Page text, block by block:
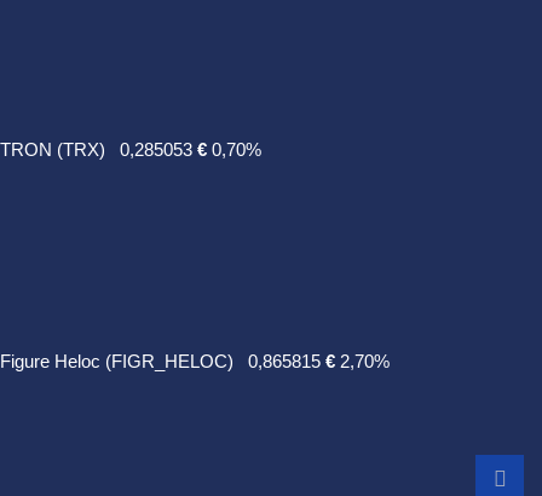
TRON (TRX) 0,285053 € 0,70%
Figure Heloc (FIGR_HELOC) 0,865815 € 2,70%